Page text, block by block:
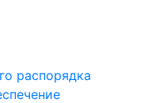
распорядка